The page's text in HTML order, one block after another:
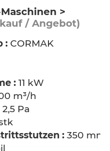
>
/ Angebot)
: CORMAK
: 11 kW
m³/h
2,5 Pa
: 350 mm